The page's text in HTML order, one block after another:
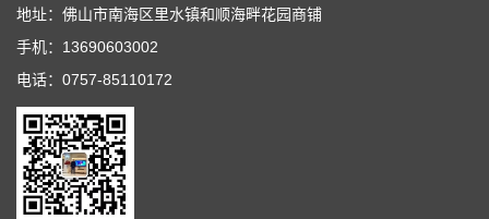
地址：佛山市南海区里水镇和顺海畔花园商铺
手机：13690603002
电话：0757-85110172